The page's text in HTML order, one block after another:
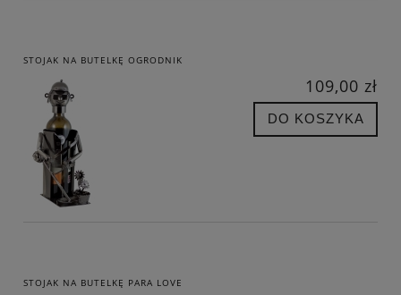
STOJAK NA BUTELKĘ OGRODNIK
109,00 zł
DO KOSZYKA
STOJAK NA BUTELKĘ PARA LOVE